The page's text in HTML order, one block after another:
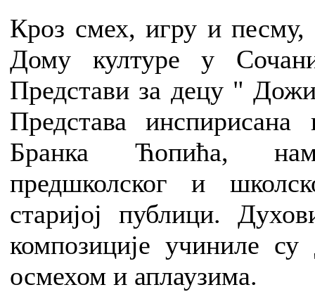
Кроз смех, игру и
Дому културе у
Представи за децу "
Представа
Бранка Ћопића,
предшколског и
старијој публици.
композиције учиниле су
осмехом и аплаузима.